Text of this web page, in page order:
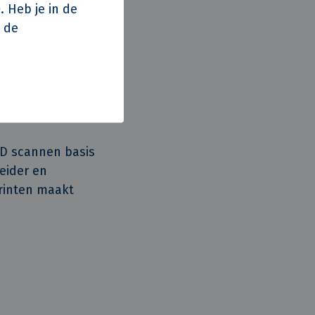
Heb je in de
scannen basis
en
maakt